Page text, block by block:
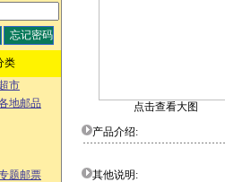
类
市
地邮品
题邮票
点击查看大图
产品介绍:
其他说明: